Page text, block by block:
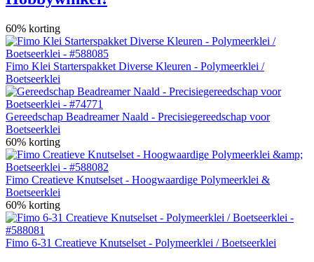
60% korting
Fimo Klei Starterspakket Diverse Kleuren - Polymeerklei /
Boetseerklei
Gereedschap Beadreamer Naald - Precisiegereedschap voor
Boetseerklei
60% korting
Fimo Creatieve Knutselset - Hoogwaardige Polymeerklei &
Boetseerklei
60% korting
Fimo 6-31 Creatieve Knutselset - Polymeerklei / Boetseerklei